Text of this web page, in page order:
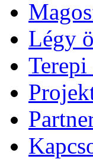
Légy